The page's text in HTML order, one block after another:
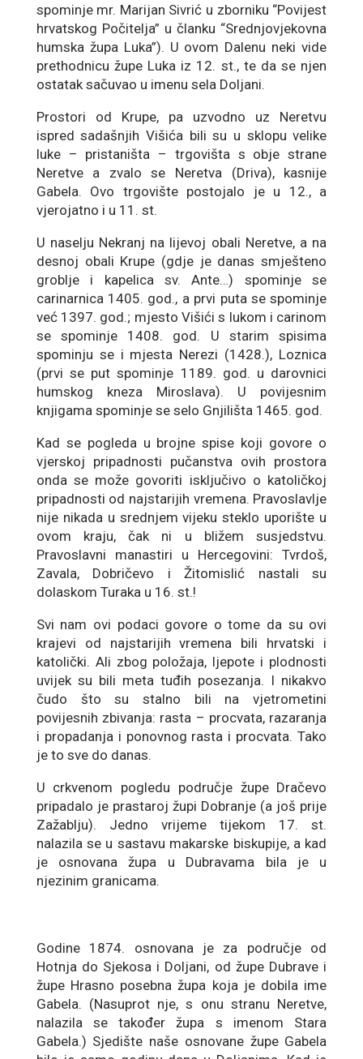
spominje mr. Marijan Sivrić u zborniku “Povijest
hrvatskog Počitelja” u članku “Srednjovjekovna
humska župa Luka”). U ovom Dalenu neki vide
prethodnicu župe Luka iz 12. st., te da se njen
ostatak sačuvao u imenu sela Doljani.
Prostori od Krupe, pa uzvodno uz Neretvu
ispred sadašnjih Višića bili su u sklopu velike
luke – pristaništa – trgovišta s obje strane
Neretve a zvalo se Neretva (Driva), kasnije
Gabela. Ovo trgovište postojalo je u 12., a
vjerojatno i u 11. st.
U naselju Nekranj na lijevoj obali Neretve, a na
desnoj obali Krupe (gdje je danas smješteno
groblje i kapelica sv. Ante…) spominje se
carinarnica 1405. god., a prvi puta se spominje
već 1397. god.; mjesto Višići s lukom i carinom
se spominje 1408. god. U starim spisima
spominju se i mjesta Nerezi (1428.), Loznica
(prvi se put spominje 1189. god. u darovnici
humskog kneza Miroslava). U povijesnim
knjigama spominje se selo Gnjilišta 1465. god.
Kad se pogleda u brojne spise koji govore o
vjerskoj pripadnosti pučanstva ovih prostora
onda se može govoriti isključivo o katoličkoj
pripadnosti od najstarijih vremena. Pravoslavlje
nije nikada u srednjem vijeku steklo uporište u
ovom kraju, čak ni u bližem susjedstvu.
Pravoslavni manastiri u Hercegovini: Tvrdoš,
Zavala, Dobričevo i Žitomislić nastali su
dolaskom Turaka u 16. st.!
Svi nam ovi podaci govore o tome da su ovi
krajevi od najstarijih vremena bili hrvatski i
katolički. Ali zbog položaja, ljepote i plodnosti
uvijek su bili meta tuđih posezanja. I nikakvo
čudo što su stalno bili na vjetrometini
povijesnih zbivanja: rasta – procvata, razaranja
i propadanja i ponovnog rasta i procvata. Tako
je to sve do danas.
U crkvenom pogledu područje župe Dračevo
pripadalo je prastaroj župi Dobranje (a još prije
Zažablju). Jedno vrijeme tijekom 17. st.
nalazila se u sastavu makarske biskupije, a kad
je osnovana župa u Dubravama bila je u
njezinim granicama.
Godine 1874. osnovana je za područje od
Hotnja do Sjekosa i Doljani, od župe Dubrave i
župe Hrasno posebna župa koja je dobila ime
Gabela. (Nasuprot nje, s onu stranu Neretve,
nalazila se također župa s imenom Stara
Gabela.) Sjedište naše osnovane župe Gabela